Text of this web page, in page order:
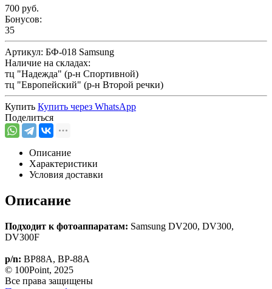
700 руб.
Бонусов:
35
Артикул: БФ-018 Samsung
Наличие на складах:
тц "Надежда" (р-н Спортивной)
тц "Европейский" (р-н Второй речки)
Купить Купить через WhatsApp
Поделиться
Описание
Характеристики
Условия доставки
Описание
Подходит к фотоаппаратам: Samsung DV200, DV300,
DV300F
p/n: BP88A, BP-88A
© 100Point, 2025
Все права защищены